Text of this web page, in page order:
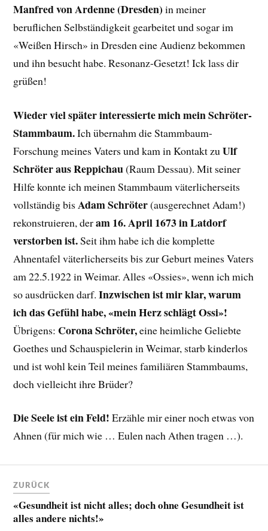
Manfred von Ardenne (Dresden) in meiner
beruflichen Selbständigkeit gearbeitet und sogar im
«Weißen Hirsch» in Dresden eine Audienz bekommen
und ihn besucht habe. Resonanz-Gesetzt! Ick lass dir
grüßen!
Wieder viel später interessierte mich mein Schröter-
Stammbaum.Ich übernahm die Stammbaum-
Forschung meines Vaters und kam in Kontakt zuUlf
Schröter aus Reppichau(Raum Dessau). Mit seiner
Hilfe konnte ich meinen Stammbaum väterlicherseits
vollständig bisAdam Schröter(ausgerechnet Adam!)
rekonstruieren, deram 16. April 1673 in Latdorf
verstorben ist.Seit ihm habe ich die komplette
Ahnentafel väterlicherseits bis zur Geburt meines Vaters
am 22.5.1922 in Weimar. Alles «Ossies», wenn ich mich
so ausdrücken darf.Inzwischen ist mir klar, warum
ich das Gefühl habe, «mein Herz schlägt Ossi»!
Übrigens: Corona Schröter,eine heimliche Geliebte
Goethes und Schauspielerin in Weimar, starb kinderlos
und ist wohl kein Teil meines familiären Stammbaums,
doch vielleicht ihre Brüder?
Die Seele ist ein Feld! Erzähle mir einer noch etwas von
Ahnen (für mich wie … Eulen nach Athen tragen …).
ZURÜCK
«Gesundheit ist nicht alles; doch ohne Gesundheit ist
alles andere nichts!»